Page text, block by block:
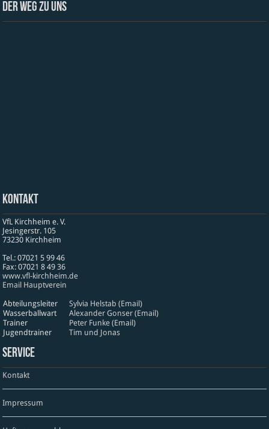
Der Weg zu uns
Kontakt
VfL Kirchheim e. V.
Jesinger­str. 105
73230 Kirch­heim
Tel.: 07021 5 99 46
Fax: 07021 8 49 36
www​.vfl​-kirch​heim​.de
Email Hauptverein
Abteilungsleiter
Sylvia Helstab (Email)
Wasserballwart
Alexander Gonser (Email)
Trainer
Peter Funke (Email)
Jugendtrainer
Tim und Jonas
Service
Kontakt
Impressum